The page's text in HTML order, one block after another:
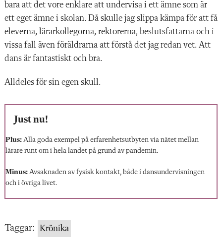
bara att det vore enklare att undervisa i ett ämne som är
ett eget ämne i skolan. Då skulle jag slippa kämpa för att få
eleverna, lärarkollegorna, rektorerna, beslutsfattarna och i
vissa fall även föräldrarna att förstå det jag redan vet. Att
dans är fantastiskt och bra.
Alldeles för sin egen skull.
Just nu!
Plus: Alla goda exempel på erfarenhetsutbyten via nätet mellan
lärare runt om i hela landet på grund av pandemin.
Minus: Avsaknaden av fysisk kontakt, både i dansundervisningen
och i övriga livet.
Taggar: Krönika